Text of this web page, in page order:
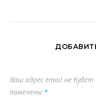
Ваш адрес email не будет
помечены *